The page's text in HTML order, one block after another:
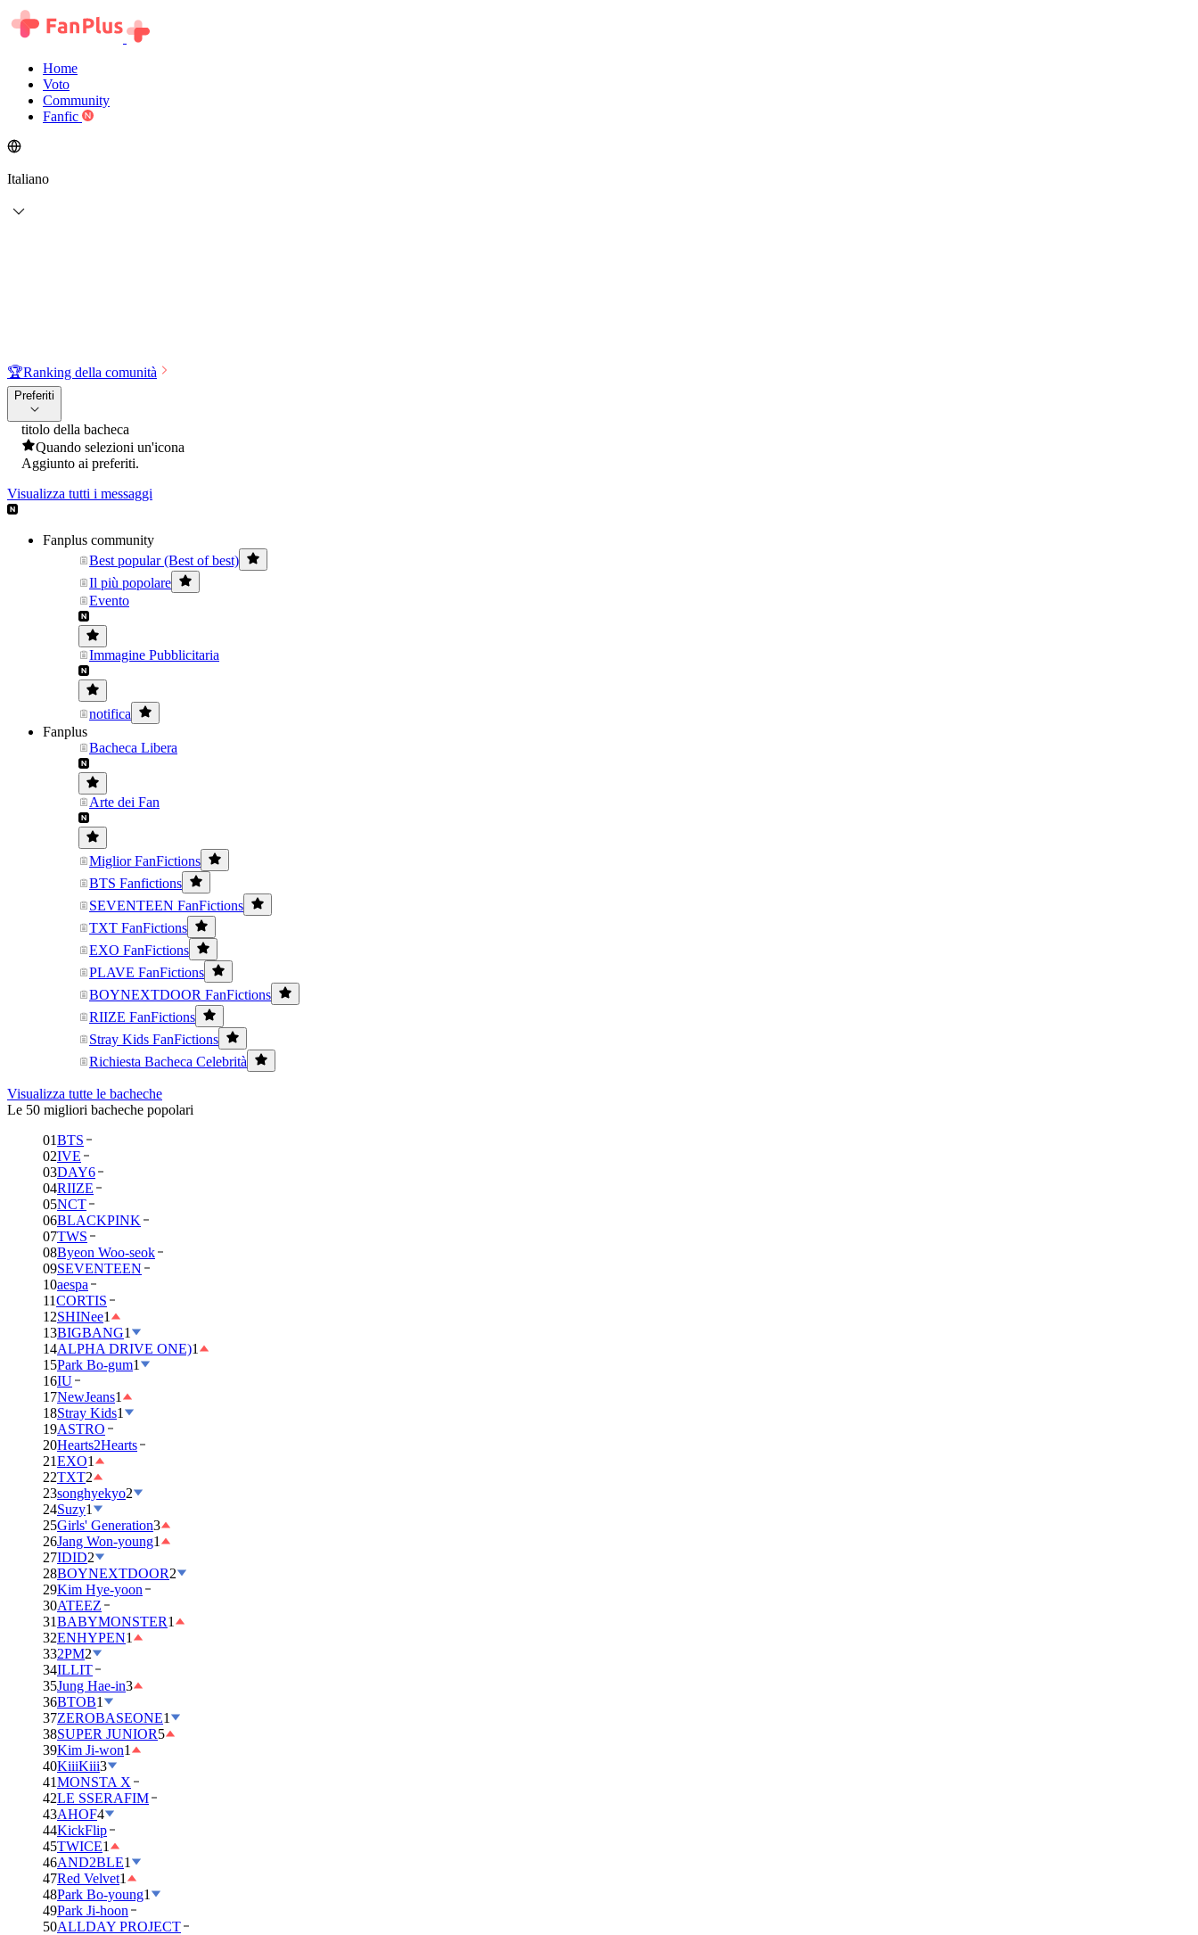
Home
Voto
Community
Fanfic
Italiano
🏆Ranking della comunità
Preferiti
titolo della bacheca
Quando selezioni un'icona
Aggiunto ai preferiti.
Visualizza tutti i messaggi
Fanplus community
Best popular (Best of best)
Il più popolare
Evento
Immagine Pubblicitaria
notifica
Fanplus
Bacheca Libera
Arte dei Fan
Miglior FanFictions
BTS Fanfictions
SEVENTEEN FanFictions
TXT FanFictions
EXO FanFictions
PLAVE FanFictions
BOYNEXTDOOR FanFictions
RIIZE FanFictions
Stray Kids FanFictions
Richiesta Bacheca Celebrità
Visualizza tutte le bacheche
Le 50 migliori bacheche popolari
01BTS
02IVE
03DAY6
04RIIZE
05NCT
06BLACKPINK
07TWS
08Byeon Woo-seok
09SEVENTEEN
10aespa
11CORTIS
12SHINee1
13BIGBANG1
14ALPHA DRIVE ONE)1
15Park Bo-gum1
16IU
17NewJeans1
18Stray Kids1
19ASTRO
20Hearts2Hearts
21EXO1
22TXT2
23songhyekyo2
24Suzy1
25Girls' Generation3
26Jang Won-young1
27IDID2
28BOYNEXTDOOR2
29Kim Hye-yoon
30ATEEZ
31BABYMONSTER1
32ENHYPEN1
332PM2
34ILLIT
35Jung Hae-in3
36BTOB1
37ZEROBASEONE1
38SUPER JUNIOR5
39Kim Ji-won1
40KiiiKiii3
41MONSTA X
42LE SSERAFIM
43AHOF4
44KickFlip
45TWICE1
46AND2BLE1
47Red Velvet1
48Park Bo-young1
49Park Ji-hoon
50ALLDAY PROJECT
BTS